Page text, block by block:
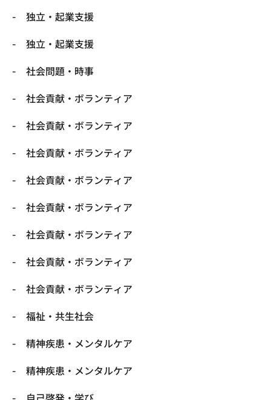
独立・起業支援
独立・起業支援
社会問題・時事
社会貢献・ボランティア
社会貢献・ボランティア
社会貢献・ボランティア
社会貢献・ボランティア
社会貢献・ボランティア
社会貢献・ボランティア
社会貢献・ボランティア
社会貢献・ボランティア
福祉・共生社会
精神疾患・メンタルケア
精神疾患・メンタルケア